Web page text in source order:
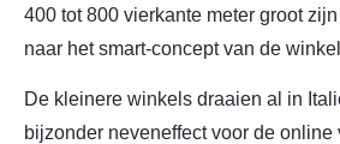
400 tot 800 vierkante meter groot
naar het smart-concept van de
De kleinere winkels draaien al in
bijzonder neveneffect voor de online